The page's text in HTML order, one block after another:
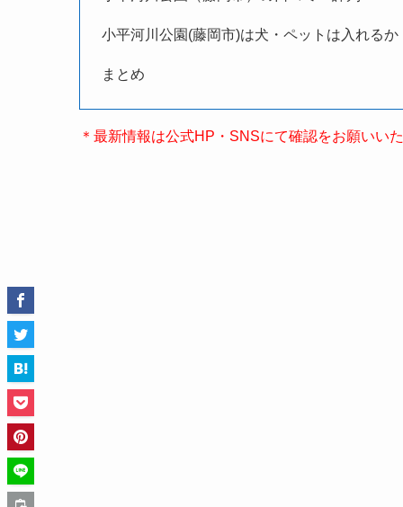
小平河川公園(藤岡市)は犬・ペットは入れるか
まとめ
＊最新情報は公式HP・SNSにて確認をお願いいた